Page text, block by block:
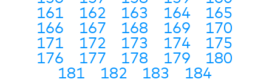
161
162 163 164
165
166
167 168 169
170
171
172 173 174
175
176
177 178 179
180
181
182 183 184